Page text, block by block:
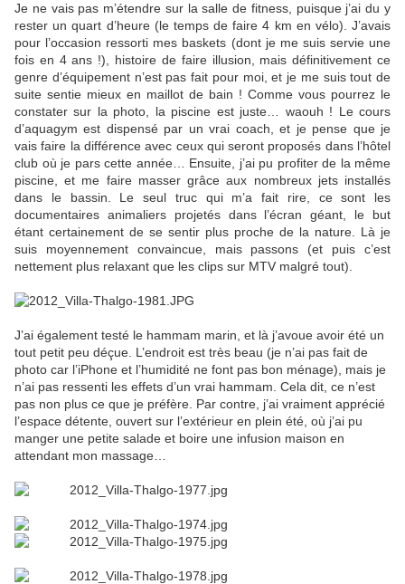
Je ne vais pas m’étendre sur la salle de fitness, puisque j’ai du y
rester un quart d’heure (le temps de faire 4 km en vélo). J’avais
pour l’occasion ressorti mes baskets (dont je me suis servie une
fois en 4 ans !), histoire de faire illusion, mais définitivement ce
genre d’équipement n’est pas fait pour moi, et je me suis tout de
suite sentie mieux en maillot de bain ! Comme vous pourrez le
constater sur la photo, la piscine est juste… waouh ! Le cours
d’aquagym est dispensé par un vrai coach, et je pense que je
vais faire la différence avec ceux qui seront proposés dans l’hôtel
club où je pars cette année… Ensuite, j’ai pu profiter de la même
piscine, et me faire masser grâce aux nombreux jets installés
dans le bassin. Le seul truc qui m’a fait rire, ce sont les
documentaires animaliers projetés dans l’écran géant, le but
étant certainement de se sentir plus proche de la nature. Là je
suis moyennement convaincue, mais passons (et puis c’est
nettement plus relaxant que les clips sur MTV malgré tout).
J’ai également testé le hammam marin, et là j’avoue avoir été un
tout petit peu déçue. L’endroit est très beau (je n’ai pas fait de
photo car l’iPhone et l’humidité ne font pas bon ménage), mais je
n’ai pas ressenti les effets d’un vrai hammam. Cela dit, ce n’est
pas non plus ce que je préfère. Par contre, j’ai vraiment apprécié
l’espace détente, ouvert sur l’extérieur en plein été, où j’ai pu
manger une petite salade et boire une infusion maison en
attendant mon massage…